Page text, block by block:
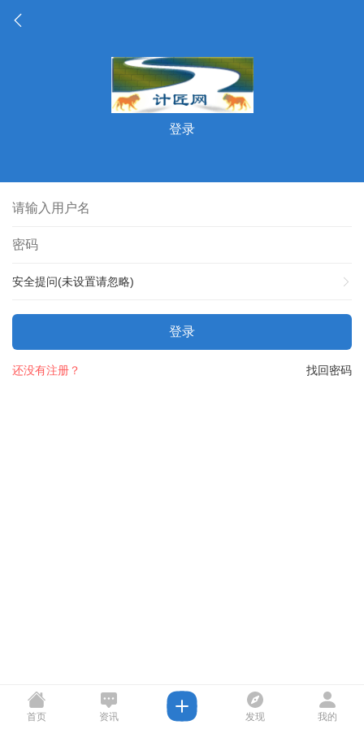
登录
安全提问(未设置请忽略)
登录
找回密码
还没有注册？
首页 资讯 发现 我的